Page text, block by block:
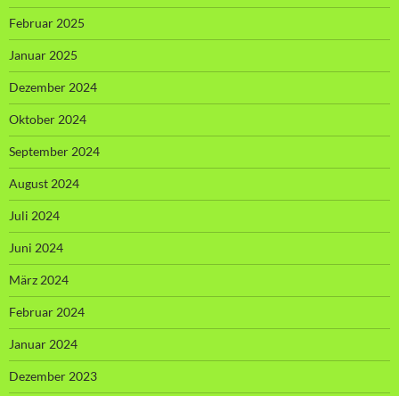
Februar 2025
Januar 2025
Dezember 2024
Oktober 2024
September 2024
August 2024
Juli 2024
Juni 2024
März 2024
Februar 2024
Januar 2024
Dezember 2023